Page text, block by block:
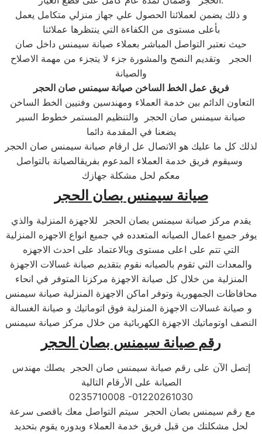
و ذلك يضمن لعملائنا الحصول علي جهاز منزلي متكامل يعمل
بأعلى مستوى من الكفاءة التي ينتظرها عملائنا
حيث نعتبر التواصل المباشر بعملاء صيانة سيمنس داخل صان
الحجر وتقديم النصح والمشورة جزء لا يتجزء من مهمة الاصلاح
والصيانة
فريق عمل الخط الساخن صيانة سيمنس صان الحجر
التعاون الدائم بين خدمة العملاء ومهندسين وفنيين الخط الساخن
صيانة سيمنس صان الحجر والتنظيم المستمر خطوط السير
يضعنا في المقدمة دائما
لذلك كل ما عليك هو الاتصال عل ارقام صيانة سيمنس صان الحجر
وسيقوم فريق خدمة العملاء المدعوم بفريقالصيانة بالتواصل
معكم لحل مشكلة جهازك
صيانة سيمنس بصان الحجر
يقدم مركز صيانة سيمنس بصان الحجر للاجهزة المنزلية والذي
يوفر جميع اعمال الصيانه المتعدده في جميع انواع الاجهزه المنزلية
التي تتم على اعلى مستوى وبالاعتماد على احدث الاجهزه
والمعدات التي تقوم بالصيانه نقوم بتقديم صيانة غسالات الاجهزة
المنزلية من خلال كل صيانة الاجهزة مركزنا المتوفر في انحاء
محافاظات الجمهورية وتوفر اماكن الاجهزة المنزلية صيانة سيمنس
و صيانة غسالات الاجهزة المنزلية فوق اتوماتيك و صيانة الغسالة
النصف اوتوماتيك الاجهزة الكهربائية من خلال مركز صيانة سيمنس
رقم صيانة سيمنس بصان الحجر
إتصل الآن على رقم صيانة سيمنس صان الحجر يصلك مهندس
الصيانة على الأرقام التالية
0235710008 -01220261030
لحل مشكلتك من قبل فريق خدمة العملاء وبدوره يقوم بتحديد